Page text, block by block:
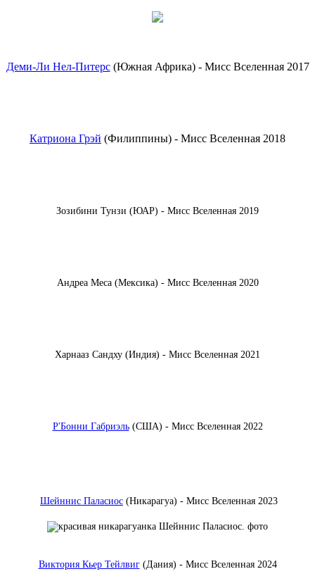
Деми-Ли Нел-Питерс(Южная Африка) - Мисс Вселенная 2017
Катриона Грэй (Филиппины) - Мисс Вселенная 2018
Зозибини Тунзи (ЮАР) - Мисс Вселенная 2019
Андреа Меса (Мексика) - Мисс Вселенная 2020
Харнааз Сандху (Индия) - Мисс Вселенная 2021
Р'Бонни Габриэль(США) - Мисс Вселенная 2022
Шейннис Паласиос (Никарагуа) - Мисс Вселенная 2023
Виктория Кьер Тейлвиг(Дания) - Мисс Вселенная 2024